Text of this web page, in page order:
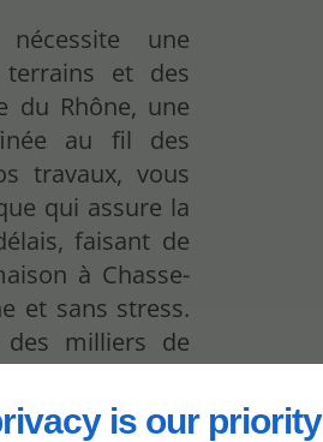
is our priority
nécessite une
terrains et des
du Rhône, une
au fil des
travaux, vous
qui assure la
faisant de
à Chasse-
et sans stress.
milliers de
passion et